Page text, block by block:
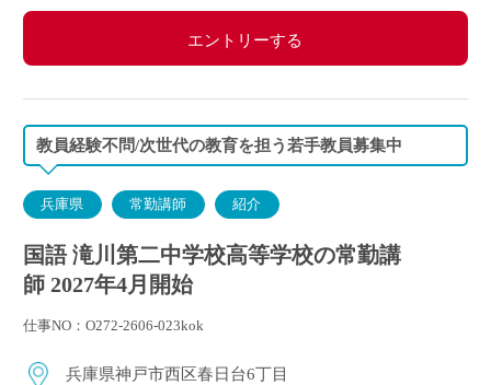
エントリーする
教員経験不問/次世代の教育を担う若手教員募集中
兵庫県 常勤講師 紹介
国語 滝川第二中学校高等学校の常勤講
師 2027年4月開始
仕事NO：O272-2606-023kok
兵庫県神戸市西区春日台6丁目